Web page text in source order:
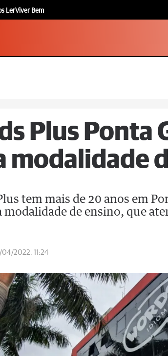
LerViver Bem
Plus Ponta
modalidade
tem mais de 20 anos em
modalidade de ensino, que
2022, 11:24